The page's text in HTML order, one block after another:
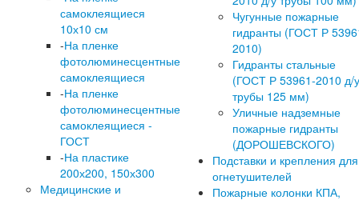
самоклеящиеся
10х10 см
-На пленке
фотолюминесцентные
самоклеящиеся
-На пленке
фотолюминесцентные
самоклеящиеся -
ГОСТ
-На пластике
200х200, 150х300
Медицинские и
Чугунные пожарные
гидранты (ГОСТ Р
2010)
Гидранты стальные
(ГОСТ Р 53961-2010 д/у
трубы 125 мм)
Уличные надземные
пожарные гидранты
(ДОРОШЕВСКОГО)
Подставки и крепления для
огнетушителей
Пожарные колонки КПА,